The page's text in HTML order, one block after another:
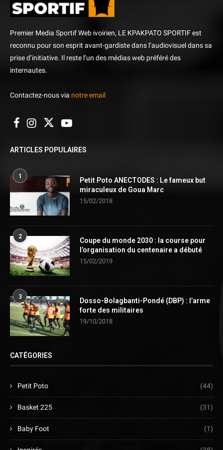
Premier Media Sportif Web ivoirien, LE KPAKPATO SPORTIF est
reconnu pour son esprit avant-gardiste dans l’audiovisuel dans sa
prise d’initiative. Il reste l’un des médias web préféré des
internautes.
Contactez-nous via notre email
ARTICLES POPULAIRES
1
Petit Poto ANECTODES : Le fameux but
miraculeux de Goua Marc
15/02/2018
2
Coupe du monde 2030 : la course pour
l’organisation du centenaire a débuté
15/02/2019
3
Dosso-Bolagbanti-Pondé (DBP) : l’arme
forte des militaires
19/10/2018
CATÉGORIES
Petit Poto (44)
Basket 225 (31)
Baby Foot (1)